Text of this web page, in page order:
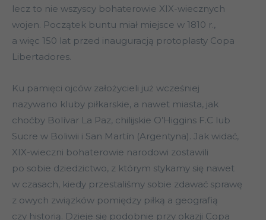
lecz to nie wszyscy bohaterowie XIX-wiecznych
wojen. Początek buntu miał miejsce w 1810 r.,
a więc 150 lat przed inauguracją protoplasty Copa
Libertadores.
Ku pamięci ojców założycieli już wcześniej
nazywano kluby piłkarskie, a nawet miasta, jak
choćby Bolívar La Paz, chilijskie O’Higgins F.C lub
Sucre w Boliwii i San Martín (Argentyna). Jak widać,
XIX-wieczni bohaterowie narodowi zostawili
po sobie dziedzictwo, z którym stykamy się nawet
w czasach, kiedy przestaliśmy sobie zdawać sprawę
z owych związków pomiędzy piłką a geografią
czy historią. Dzieje się podobnie przy okazji Copa